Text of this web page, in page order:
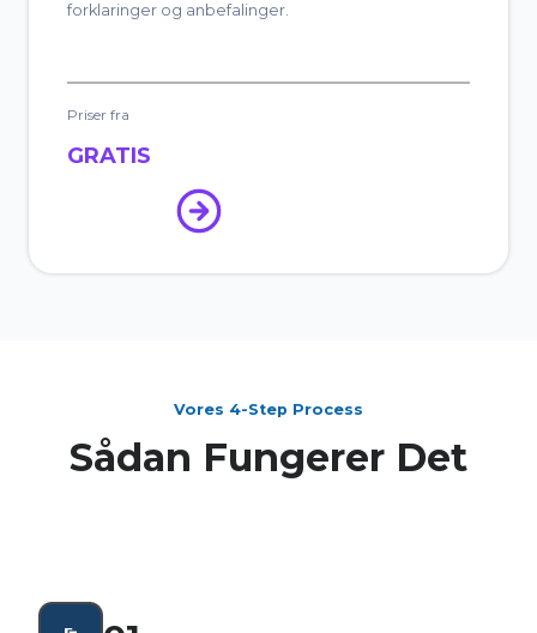
forklaringer og anbefalinger.
Priser fra
GRATIS
Vores 4-Step Process
Sådan Fungerer Det